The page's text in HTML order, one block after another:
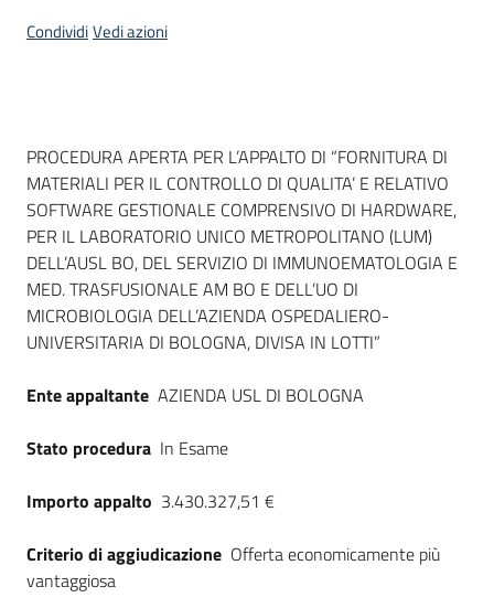
CondividiVedi azioni
Dati del bando
PROCEDURA APERTA PER L’APPALTO DI “FORNITURA DI
MATERIALI PER IL CONTROLLO DI QUALITA’ E RELATIVO
SOFTWARE GESTIONALE COMPRENSIVO DI HARDWARE,
PER IL LABORATORIO UNICO METROPOLITANO (LUM)
DELL’AUSL BO, DEL SERVIZIO DI IMMUNOEMATOLOGIA E
MED. TRASFUSIONALE AM BO E DELL’UO DI
MICROBIOLOGIA DELL’AZIENDA OSPEDALIERO-
UNIVERSITARIA DI BOLOGNA, DIVISA IN LOTTI”
Ente appaltante AZIENDA USL DI BOLOGNA
Stato procedura In Esame
Importo appalto 3.430.327,51 €
Criterio di aggiudicazione Offerta economicamente più
vantaggiosa